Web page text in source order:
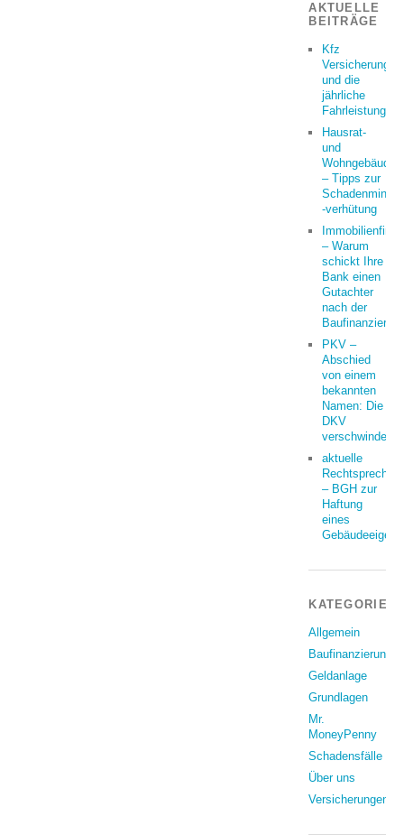
AKTUELLE
BEITRÄGE
Kfz
Versicherung
und die
jährliche
Fahrleistung
Hausrat-
und
– Tipps zur
-verhütung
– Warum
schickt Ihre
Bank einen
Gutachter
nach der
PKV –
Abschied
von einem
bekannten
Namen: Die
DKV
verschwindet
aktuelle
– BGH zur
Haftung
eines
KATEGORIEN
Allgemein
Baufinanzierung
Geldanlage
Grundlagen
Mr.
MoneyPenny
Schadensfälle
Über uns
Versicherungen